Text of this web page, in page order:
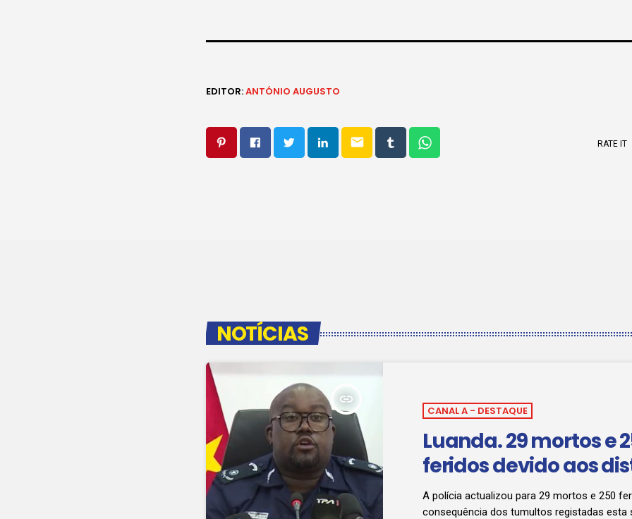
EDITOR:ANTÓNIO AUGUSTO
email RATE IT
NOTÍCIAS
insert_link
CANAL A - DESTAQUE
Luanda. 29 mortos e
feridos devido aos
A polícia actualizou para 29 mortos e 250
consequência dos tumultos registadas esta